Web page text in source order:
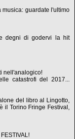
guardate l'ultimo
degni di godervi la hit
nell'analogico!
catastrofi del 2017...
del libro al Lingotto,
il Torino Fringe Festival,